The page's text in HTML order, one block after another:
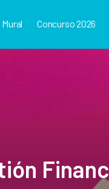
Mural Concurso 2026